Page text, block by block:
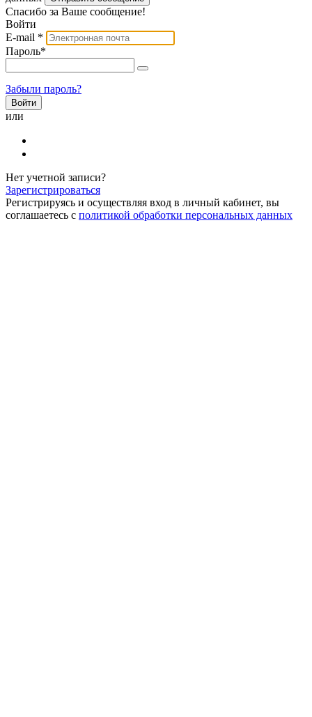
Спасибо за Ваше сообщение!
Войти
E-mail *
Пароль*
Забыли пароль?
или
Нет учетной записи?
Зарегистрироваться
Регистрируясь и осуществляя вход в личный кабинет, вы
соглашаетесь с политикой обработки персональных данных